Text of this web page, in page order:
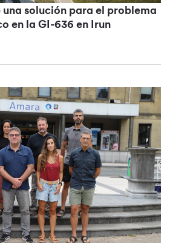
una solución para el problema
en la GI-636 en Irun